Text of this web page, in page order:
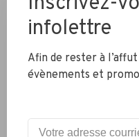
Colis
infolettre
Afin de rester à
évènements et